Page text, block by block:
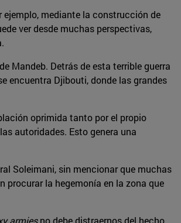
ejemplo, mediante la construcción de
ver desde muchas perspectivas,
Mandeb. Detrás de esta terrible guerra
encuentra Djibouti, donde las grandes
oprimida tanto por el propio
autoridades. Esto genera una
Soleimani, sin mencionar que muchas
procurar la hegemonía en la zona que
armiesno debe distraernos del hecho